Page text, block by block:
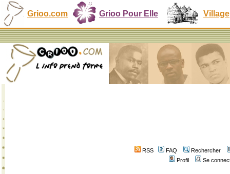
Grioo.com Grioo Pour Elle Village
RSS FAQ
Rechercher
Profil
Se